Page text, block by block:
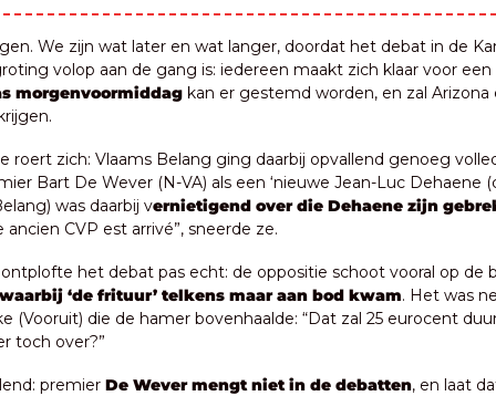
We zijn wat later en wat langer, doordat het debat in de
volop aan de gang is: iedereen maakt zich klaar voor een
morgenvoormiddag kan er gestemd worden, en zal Arizona
roert zich: Vlaams Belang ging daarbij opvallend genoeg
Bart De Wever (N-VA) als een ‘nieuwe Jean-Luc Dehaene
was daarbij vernietigend over die Dehaene zijn
ancien CVP est arrivé”, sneerde ze.
het debat pas echt: de oppositie schoot vooral op de
waarbij ‘de frituur’ telkens maar aan bod kwam. Het was
(Vooruit) die de hamer bovenhaalde: “Dat zal 25 eurocent
toch over?”
premier De Wever mengt niet in de debatten, en laat